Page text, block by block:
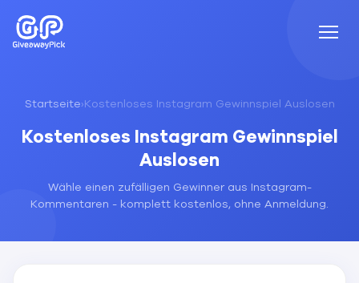
Startseite›Kostenloses Instagram Gewinnspiel Auslosen
Kostenloses Instagram Gewinnspiel
Auslosen
Wähle einen zufälligen Gewinner aus Instagram-
Kommentaren - komplett kostenlos, ohne Anmeldung.